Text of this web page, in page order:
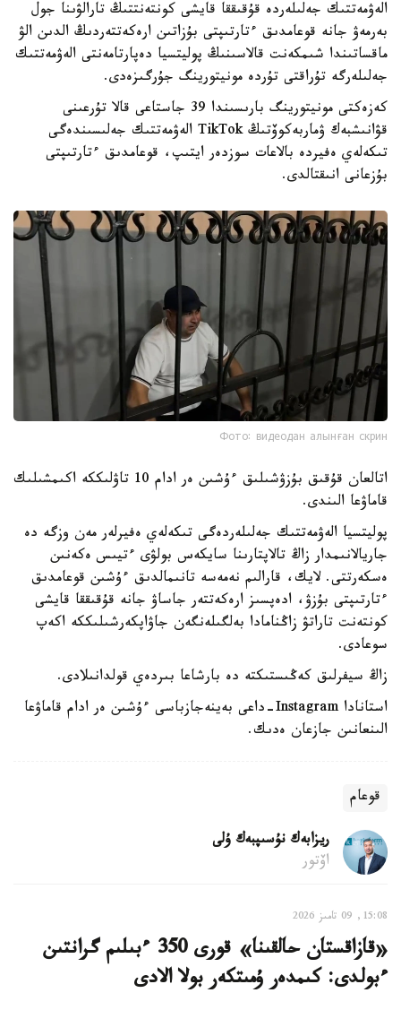
الەۋمەتتىك جەلىلەردە قۇقىققا قايشى كونتەنتتىڭ تارالۋىنا جول
بەرمەۋ جانە قوعامدىق ءتارتىپتى بۇزاتىن ارەكەتتەردىڭ الدىن الۋ
ماقساتىندا شىمكەنت قالاسىنىڭ پوليتسيا دەپارتامەنتى الەۋمەتتىك
جەلىلەرگە تۇراقتى تۇردە مونيتورينگ جۇرگىزەدى.
كەزەكتى مونيتورينگ بارىسىندا 39 جاستاعى قالا تۇرعىنى
قۋانىشبەك ۋماربەكوۆتىڭ TikTok الەۋمەتتىك جەلىسىندەگى
تىكەلەي ەفيردە بالاعات سوزدەر ايتىپ، قوعامدىق ءتارتىپتى
بۇزعانى انىقتالدى.
Фото: видеодан алынған скрин
اتالعان قۇقىق بۇزۋشىلىق ءۇشىن ەر ادام 10 تاۋلىككە اكىمشىلىك
قاماۋعا الىندى.
پوليتسيا الەۋمەتتىك جەلىلەردەگى تىكەلەي ەفيرلەر مەن وزگە دە
جاريالانىمدار زاڭ تالاپتارىنا سايكەس بولۋى ءتيىس ەكەنىن
ەسكەرتتى. لايك، قارالىم نەمەسە تانىمالدىق ءۇشىن قوعامدىق
ءتارتىپتى بۇزۋ، ادەپسىز ارەكەتتەر جاساۋ جانە قۇقىققا قايشى
كونتەنت تاراتۋ زاڭنامادا بەلگىلەنگەن جاۋاپكەرشىلىككە اكەپ
سوعادى.
زاڭ سيفرلىق كەڭىستىكتە دە بارشاعا بىردەي قولدانىلادى.
استانادا Instagram-داعى بەينەجازباسى ءۇشىن ەر ادام قاماۋعا
الىنعانىن جازعان ەدىك.
قوعام
ريزابەك نۇسىپبەك ۇلى
اۆتور
15:08, 09 تامىز 2026
«قازاقستان حالقىنا» قورى 350 ءبىلىم گرانتىن
ءبولدى: كىمدەر ۇمىتكەر بولا الادى